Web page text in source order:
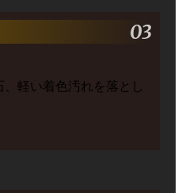
03
軽い着色汚れを落とし